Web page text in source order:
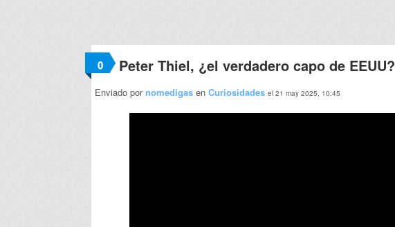
0 Peter Thiel, ¿el verdadero capo de EEUU?
Enviado pornomedigas en Curiosidades el 21 may 2025, 10:45